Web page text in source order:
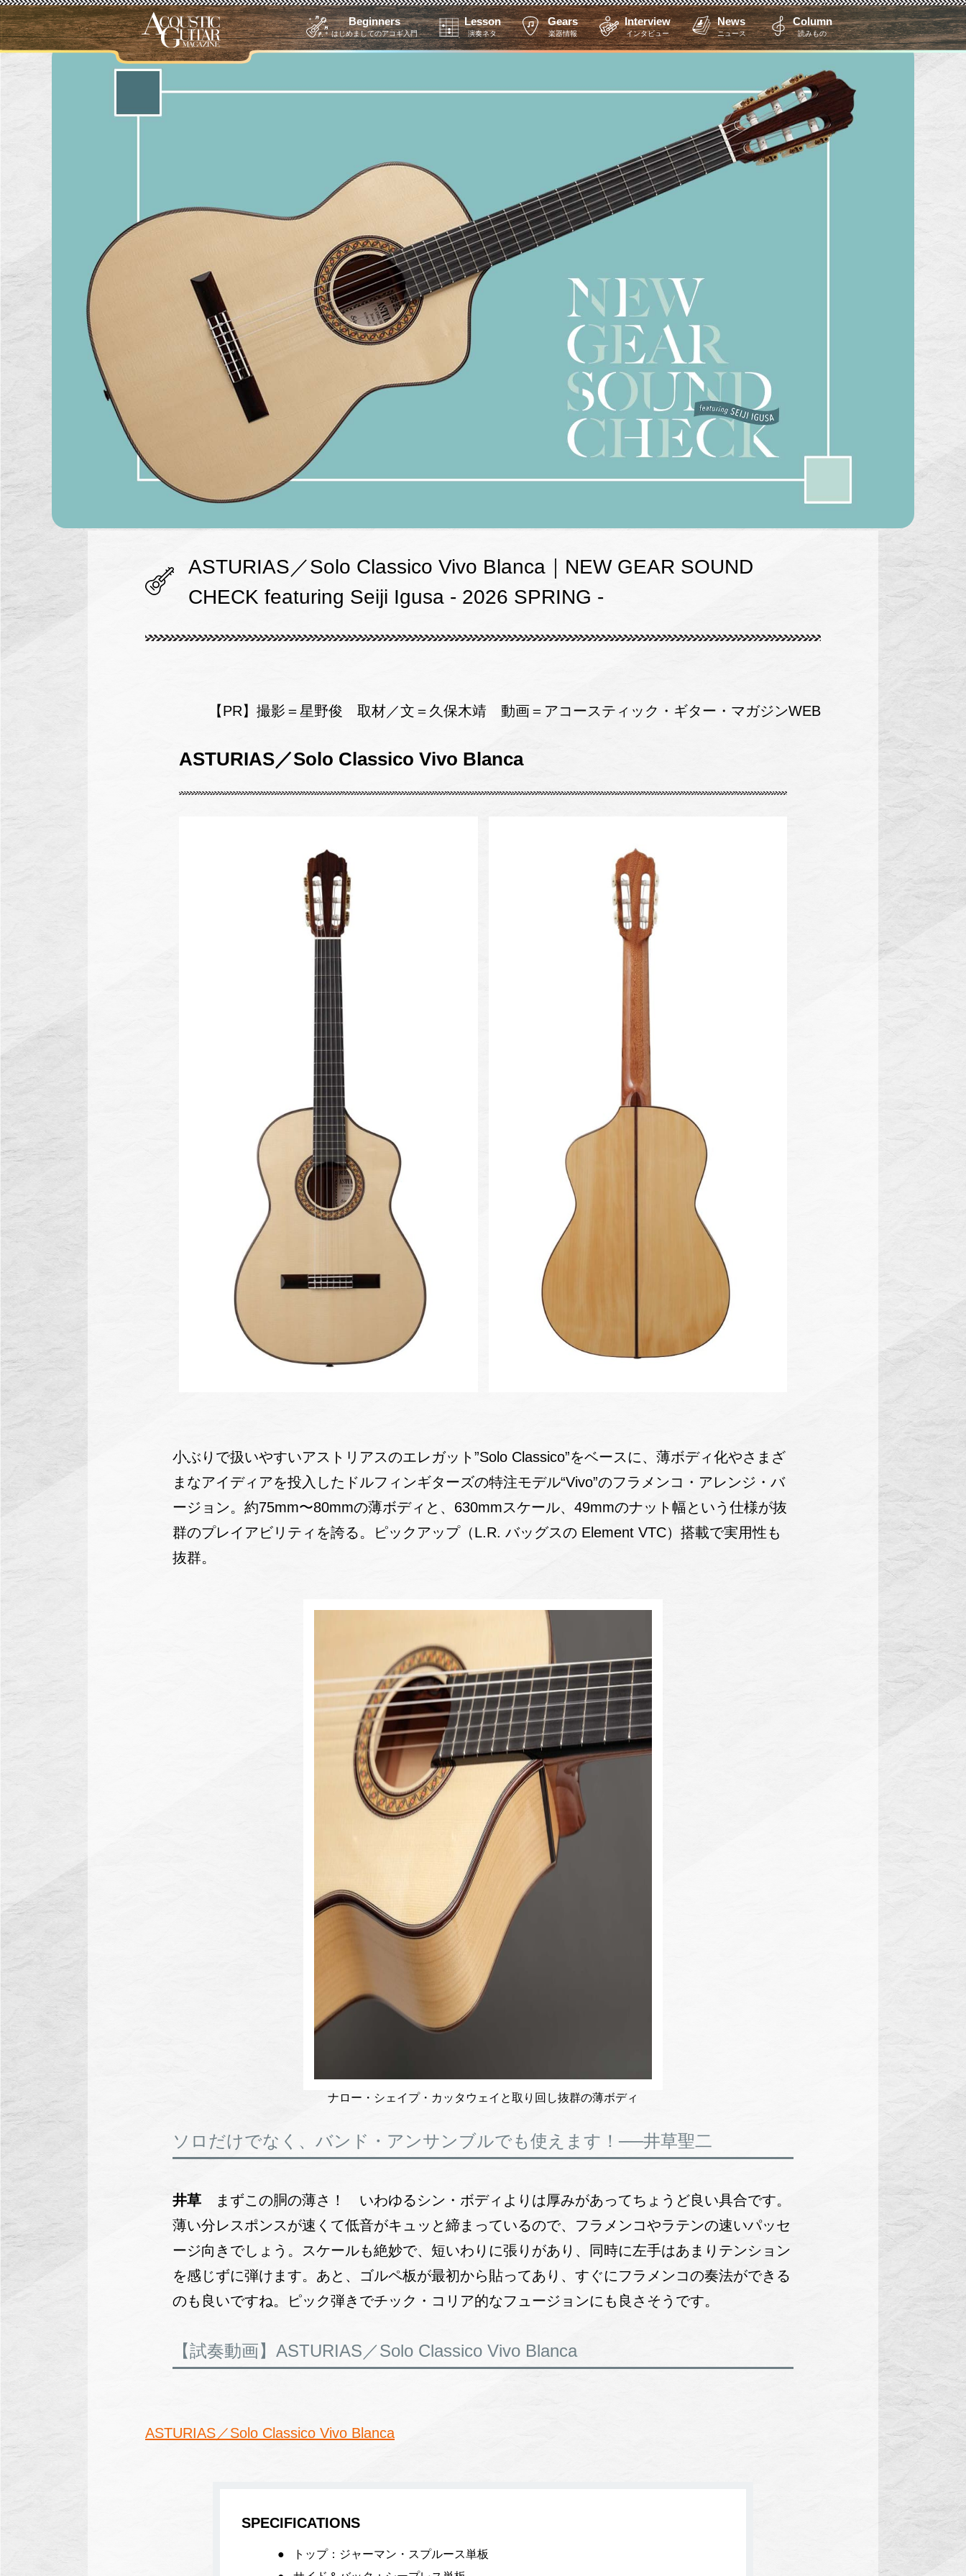
Beginners
はじめましてのアコギ入門
Lesson
演奏ネタ
Gears
楽器情報
Interview
インタビュー
News
ニュース
Column
読みもの
ASTURIAS／Solo Classico Vivo Blanca｜NEW GEAR SOUND
CHECK featuring Seiji Igusa - 2026 SPRING -
【PR】撮影＝星野俊 取材／文＝久保木靖 動画＝アコースティック・ギター・マガジンWEB
ASTURIAS／Solo Classico Vivo Blanca
小ぶりで扱いやすいアストリアスのエレガット”Solo Classico”をベースに、薄ボディ化やさまざ
まなアイディアを投入したドルフィンギターズの特注モデル“Vivo”のフラメンコ・アレンジ・バ
ージョン。約75mm〜80mmの薄ボディと、630mmスケール、49mmのナット幅という仕様が抜
群のプレイアビリティを誇る。ピックアップ（L.R. バッグスの Element VTC）搭載で実用性も
抜群。
ナロー・シェイプ・カッタウェイと取り回し抜群の薄ボディ
ソロだけでなく、バンド・アンサンブルでも使えます！──井草聖二
井草
まずこの胴の薄さ！ いわゆるシン・ボディよりは厚みがあってちょうど良い具合です。
薄い分レスポンスが速くて低音がキュッと締まっているので、フラメンコやラテンの速いパッセ
ージ向きでしょう。スケールも絶妙で、短いわりに張りがあり、同時に左手はあまりテンション
を感じずに弾けます。あと、ゴルペ板が最初から貼ってあり、すぐにフラメンコの奏法ができる
のも良いですね。ピック弾きでチック・コリア的なフュージョンにも良さそうです。
【試奏動画】ASTURIAS／Solo Classico Vivo Blanca
ASTURIAS／Solo Classico Vivo Blanca
SPECIFICATIONS
トップ：ジャーマン・スプルース単板